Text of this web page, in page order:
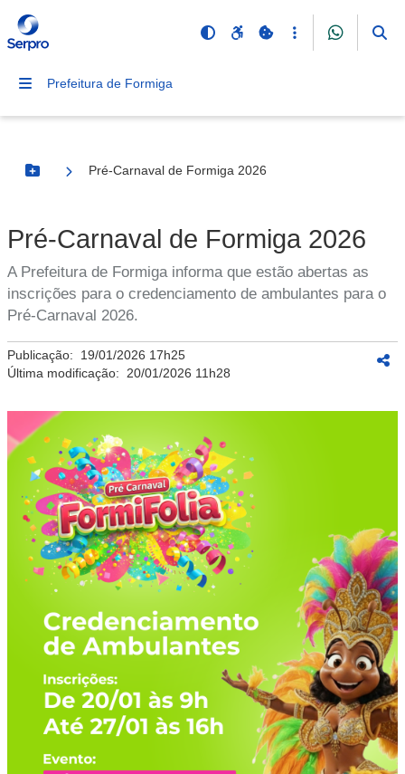
Prefeitura de Formiga
Botão Menu
Pré-Carnaval de Formiga 2026
Pré-Carnaval de Formiga 2026
A Prefeitura de Formiga informa que estão abertas as
inscrições para o credenciamento de ambulantes para o
Pré-Carnaval 2026.
Publicação: 19/01/2026 17h25
Última modificação: 20/01/2026 11h28